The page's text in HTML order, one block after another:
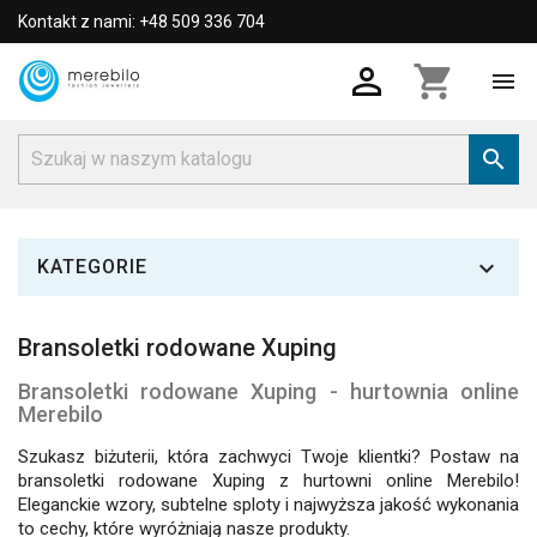
Kontakt z nami: +48 509 336 704
 shopping_cart 

KATEGORIE 
Bransoletki rodowane Xuping
Bransoletki rodowane Xuping - hurtownia online
Merebilo
Szukasz biżuterii, która zachwyci Twoje klientki? Postaw na
bransoletki rodowane Xuping z hurtowni online Merebilo!
Eleganckie wzory, subtelne sploty i najwyższa jakość wykonania
to cechy, które wyróżniają nasze produkty.